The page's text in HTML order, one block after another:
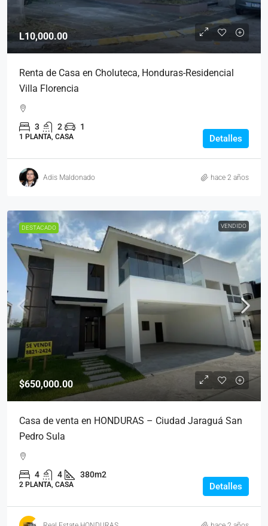
L10,000.00
Renta de Casa en Choluteca, Honduras-Residencial
Villa Florencia
3 2 1
1 PLANTA, CASA Detalles
Adis Maldonado hace 2 años
DESTACADO VENDIDO
$650,000.00
Casa de venta en HONDURAS – Ciudad Jaraguá San
Pedro Sula
4 4 380m2
2 PLANTA, CASA Detalles